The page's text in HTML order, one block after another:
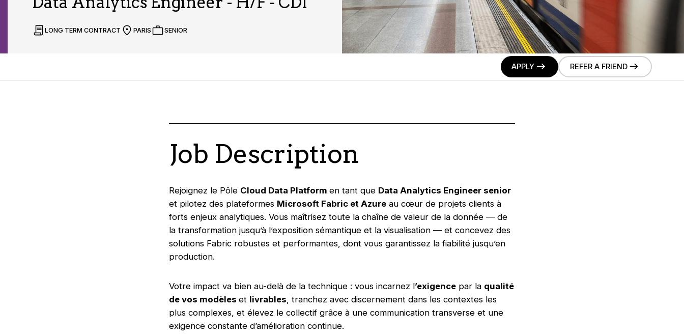
LONG TERM CONTRACT PARIS SENIOR
APPLY REFER A FRIEND
Job Description
Rejoignez le Pôle Cloud Data Platform en tant que Data Analytics Engineer senior
et pilotez des plateformes Microsoft Fabric et Azureau cœur de projets clients à
forts enjeux analytiques. Vous maîtrisez toute la chaîne de valeur de la donnée — de
la transformation jusqu’à l’exposition sémantique et la visualisation — et concevez des
solutions Fabric robustes et performantes, dont vous garantissez la fiabilité jusqu’en
production.
Votre impact va bien au-delà de la technique : vous incarnez l’exigencepar la qualité
de vos modèles et livrables , tranchez avec discernement dans les contextes les
plus complexes, et élevez le collectif grâce à une communication transverse et une
exigence constante d’amélioration continue.